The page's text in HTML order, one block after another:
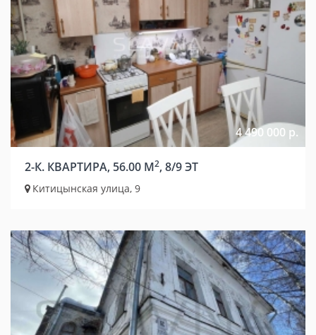
4 490 000 р.
2-К. КВАРТИРА, 56.00 М2, 8/9 ЭТ
Китицынская улица, 9